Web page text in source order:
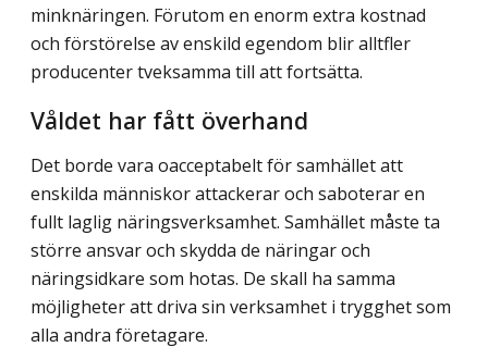
minknäringen. Förutom en enorm extra kostnad
och förstörelse av enskild egendom blir alltfler
producenter tveksamma till att fortsätta.
Våldet har fått överhand
Det borde vara oacceptabelt för samhället att
enskilda människor attackerar och saboterar en
fullt laglig näringsverksamhet. Samhället måste ta
större ansvar och skydda de näringar och
näringsidkare som hotas. De skall ha samma
möjligheter att driva sin verksamhet i trygghet som
alla andra företagare.